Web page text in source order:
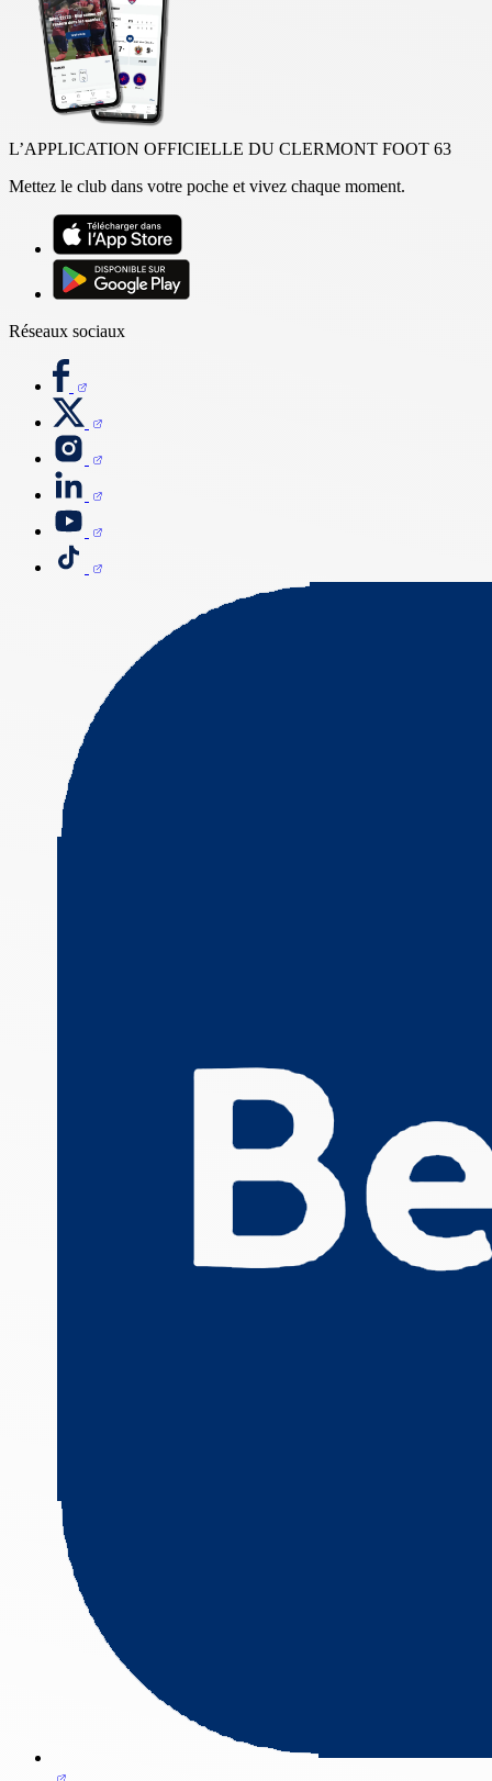
L’APPLICATION OFFICIELLE DU CLERMONT FOOT 63
Mettez le club dans votre poche et vivez chaque moment.
Réseaux sociaux